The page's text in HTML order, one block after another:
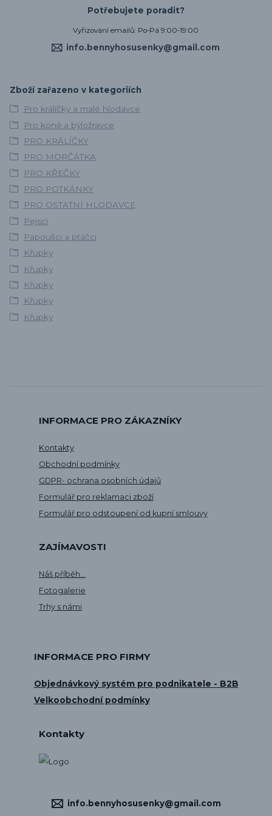
Potřebujete poradit?
Vyřizování emailů: Po-Pá 9:00-19:00
info.bennyhosusenky@gmail.com
Zboží zařazeno v kategoriích
Pro králíčky a malé hlodavce
Pro koně a býložravce
PRO KRÁLÍČKY
PRO MORČÁTKA
PRO KŘEČKY
PRO POTKÁNKY
PRO OSTATNÍ HLODAVCE
Pejsci
Papoušci a ptáčci
Křupky
Křupky
Křupky
Křupky
Křupky
INFORMACE PRO ZÁKAZNÍKY
Kontakty
Obchodní podmínky
GDPR- ochrana osobních údajů
Formulář pro reklamaci zboží
Formulář pro odstoupení od kupní smlouvy
ZAJÍMAVOSTI
Náš příběh...
Fotogalerie
Trhy s námi
INFORMACE PRO FIRMY
Objednávkový systém pro podnikatele - B2B
Velkoobchodní podmínky
Kontakty
info.bennyhosusenky@gmail.com